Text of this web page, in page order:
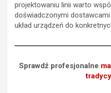
projektowaniu linii warto
doświadczonymi
układ urządzeń do
Sprawdź profesjonalne